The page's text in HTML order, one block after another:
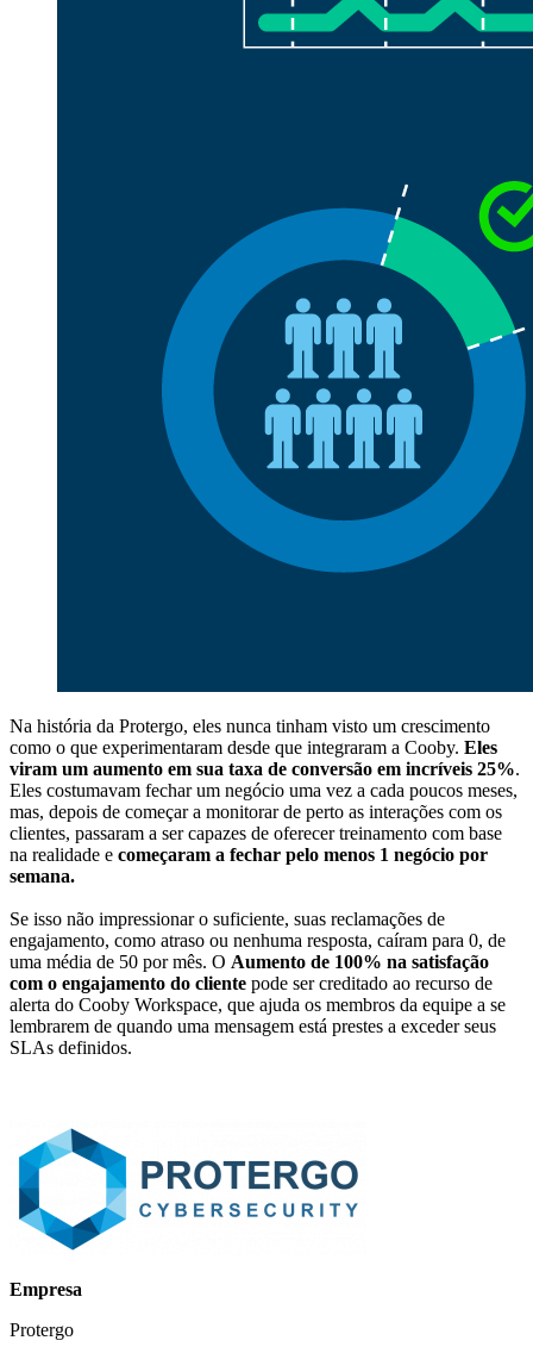
Na história da Protergo, eles nunca tinham visto um crescimento
como o que experimentaram desde que integraram a Cooby. Eles
viram um aumento em sua taxa de conversão em incríveis 25%.
Eles costumavam fechar um negócio uma vez a cada poucos meses,
mas, depois de começar a monitorar de perto as interações com os
clientes, passaram a ser capazes de oferecer treinamento com base
na realidade e começaram a fechar pelo menos 1 negócio por
semana.
Se isso não impressionar o suficiente, suas reclamações de
engajamento, como atraso ou nenhuma resposta, caíram para 0, de
uma média de 50 por mês. O Aumento de 100% na satisfação
com o engajamento do cliente pode ser creditado ao recurso de
alerta do Cooby Workspace, que ajuda os membros da equipe a se
lembrarem de quando uma mensagem está prestes a exceder seus
SLAs definidos.
Empresa
Protergo